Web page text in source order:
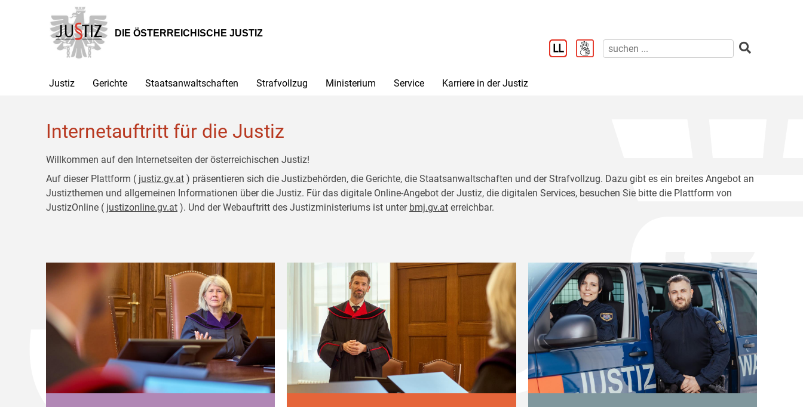
Hauptnavigation
[1]
Inhalt
[2]
DIE ÖSTERREICHISCHE JUSTIZ
Justiz Gerichte Staatsanwaltschaften Strafvollzug Ministerium Service Karriere in der Justiz
Internetauftritt für die Justiz
Willkommen auf den Internetseiten der österreichischen Justiz!
Auf dieser Plattform ( justiz.gv.at ) präsentieren sich die Justizbehörden, die Gerichte, die Staatsanwaltschaften und der Strafvollzug. Dazu gibt es ein breites Angebot an
Justizthemen und allgemeinen Informationen über die Justiz. Für das digitale Online-Angebot der Justiz, die digitalen Services, besuchen Sie bitte die Plattform von
JustizOnline ( justizonline.gv.at ). Und der Webauftritt des Justizministeriums ist unter bmj.gv.at erreichbar.